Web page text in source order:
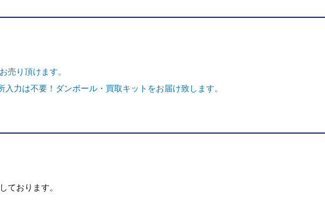
売り頂けます。
力は不要！ダンボール・買取キットをお届け致します。
ております。